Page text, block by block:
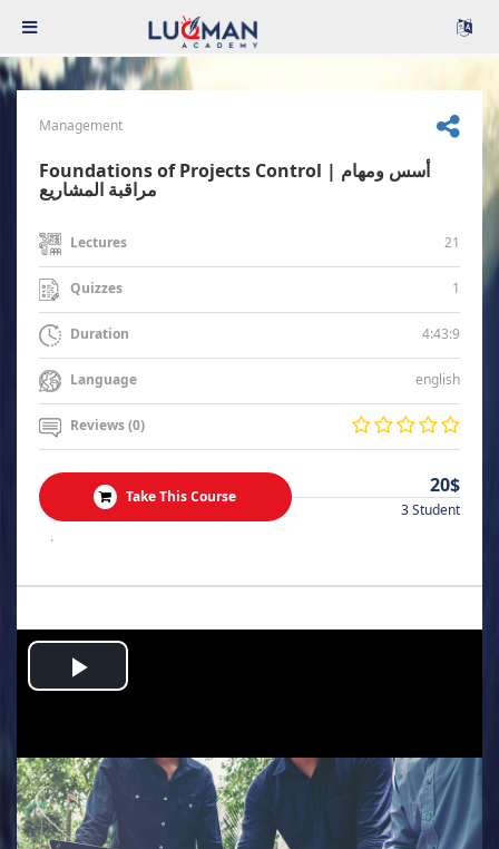
Management
Foundations of Projects Control | أسس ومهام
مراقبة المشاريع
Lectures 21
Quizzes 1
Duration 4:43:9
Language english
Reviews (0)
Take This Course 20$
3 Student
.
Play